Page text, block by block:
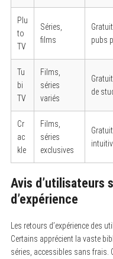
Plu
to
TV
Séries,
films
pubs
Tu
bi
TV
Films,
séries
variés
de
Cr
ac
kle
Films,
séries
exclusives
Avis d’utilisateurs
d’expérience
Les retours d’expérience des
Certains apprécient la vaste
séries, accessibles sans frais.